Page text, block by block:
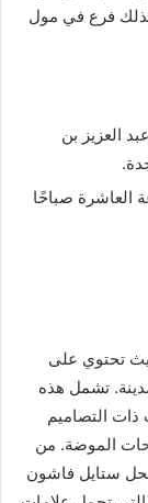
فرع في مول
العزيز بن
العاشرة صباحًا
تحتوي على
تشمل هذه
ذات التصاميم
الموضة. من
ستايل فاشون